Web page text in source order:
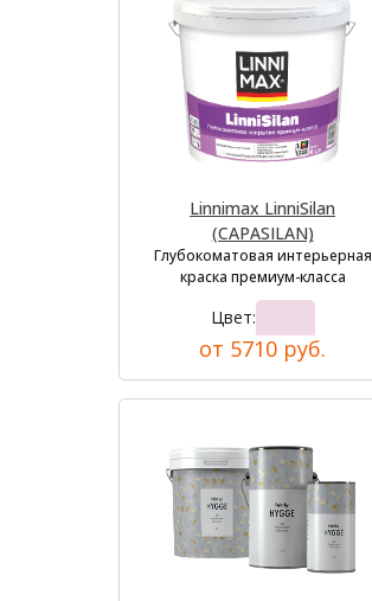
Linnimax LinniSilan
(CAPASILAN)
Глубокоматовая интерьерная
краска премиум-класса
Цвет:
от 5710 руб.